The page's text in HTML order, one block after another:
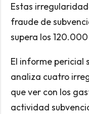
Estas
fraude de
supera los 120.000
El informe pericial
analiza cuatro
que ver con los
actividad